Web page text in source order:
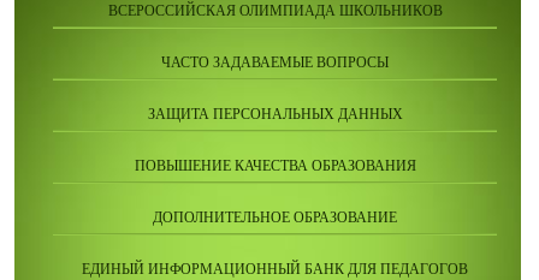
ВСЕРОССИЙСКАЯ ОЛИМПИАДА ШКОЛЬНИКОВ
ЧАСТО ЗАДАВАЕМЫЕ ВОПРОСЫ
ЗАЩИТА ПЕРСОНАЛЬНЫХ ДАННЫХ
ПОВЫШЕНИЕ КАЧЕСТВА ОБРАЗОВАНИЯ
ДОПОЛНИТЕЛЬНОЕ ОБРАЗОВАНИЕ
ЕДИНЫЙ ИНФОРМАЦИОННЫЙ БАНК ДЛЯ ПЕДАГОГОВ